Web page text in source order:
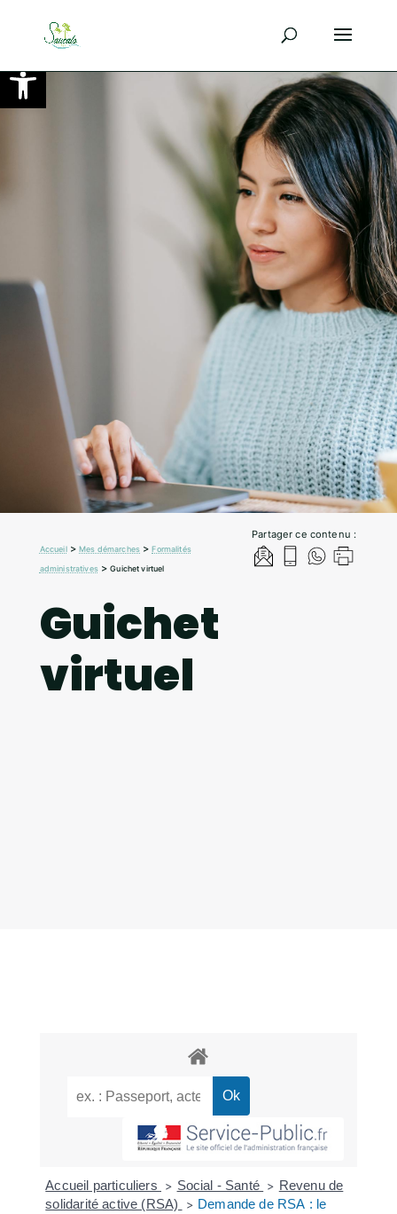
Ouvrir la barre d’outils
Partager ce contenu :
Accueil>Mes démarches >Formalités
administratives>Guichet virtuel
Guichet
virtuel
Accueil particuliers > Social - Santé > Revenu de
solidarité active (RSA)
> Demande de RSA : le